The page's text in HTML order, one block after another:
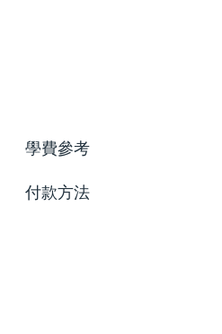
學費參考
付款方法